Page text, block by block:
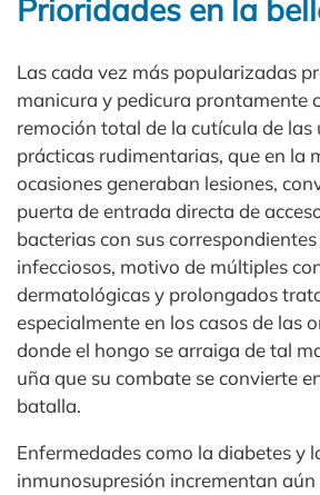
Prioridades en la
Las cada vez más popularizadas
manicura y pedicura prontamente
remoción total de la cutícula de las
prácticas rudimentarias, que en la
ocasiones generaban lesiones,
puerta de entrada directa de
bacterias con sus
infecciosos, motivo de múltiples
dermatológicas y prolongados
especialmente en los casos de las
donde el hongo se arraiga de tal
uña que su combate se convierte
batalla.
Enfermedades como la diabetes y
inmunosupresión incrementan